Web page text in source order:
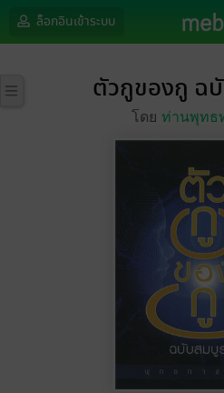
ล็อกอินเข้าระบบ
ตัวกูของกู ฉ
โดย ท่านพุทธ